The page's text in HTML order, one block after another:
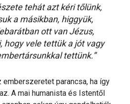
tehát azt kéri tőlünk,
a másikban, higgyük,
ott van Jézus,
hogy vele tettük a jót vagy
tettünk.”
parancsa, ha így
A mai humanista és Istentől